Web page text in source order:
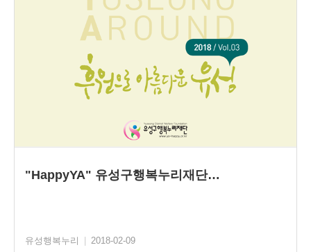
"HappyYA" 유성구행복누리재단…
유성행복누리 | 2018-02-09